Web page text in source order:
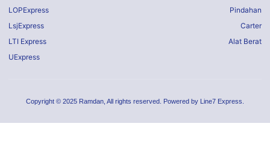
LOPExpress
LsjExpress
LTI Express
UExpress
Pindahan
Carter
Alat Berat
Copyright © 2025 Ramdan, All rights reserved. Powered by Line7 Express.